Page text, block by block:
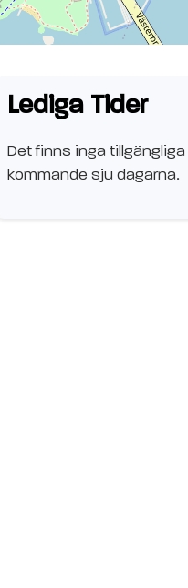
Lediga Tider
Det finns inga
kommande sju dagarna.